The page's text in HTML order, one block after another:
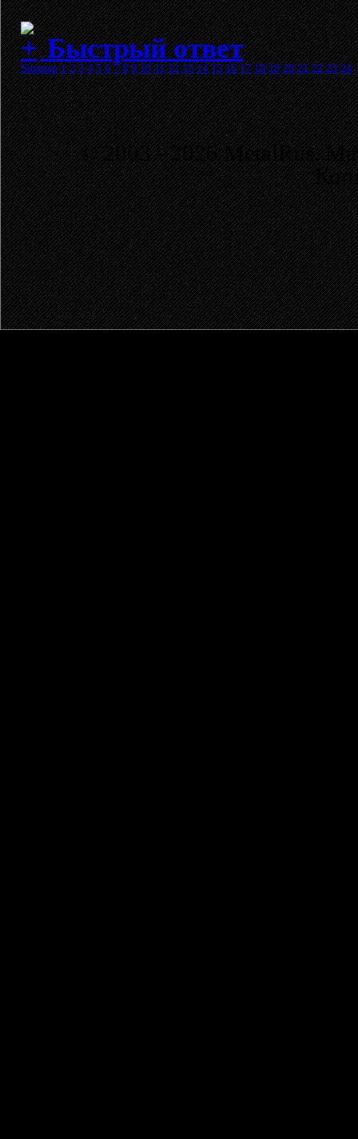
Быстрый ответ
Sitemap 1 2 3 4 5 6 7 8 9 10 11 12 13 14 15 16 17 18 19 20 21 22 23 24
© 2003 - 2026 MetalRus.